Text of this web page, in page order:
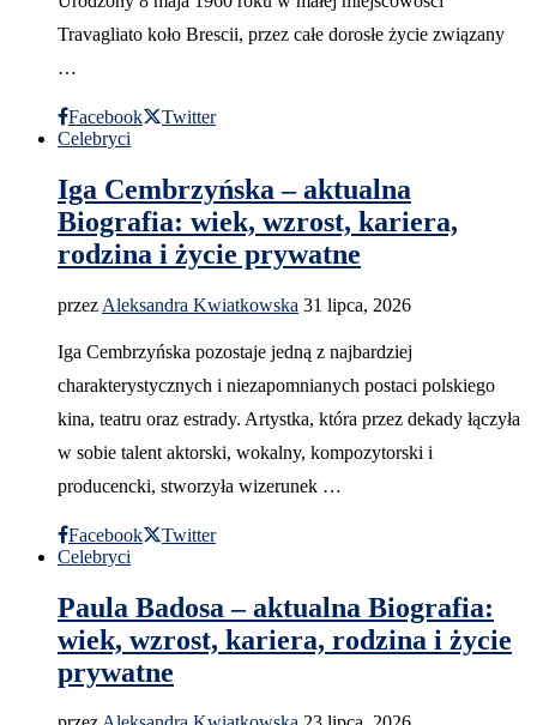
Travagliato koło Brescii, przez całe dorosłe życie związany
…
Facebook
Twitter
Celebryci
Iga Cembrzyńska – aktualna
Biografia: wiek, wzrost, kariera,
rodzina i życie prywatne
przez Aleksandra Kwiatkowska 31 lipca, 2026
Iga Cembrzyńska pozostaje jedną z najbardziej
charakterystycznych i niezapomnianych postaci polskiego
kina, teatru oraz estrady. Artystka, która przez dekady łączyła
w sobie talent aktorski, wokalny, kompozytorski i
producencki, stworzyła wizerunek …
Facebook
Twitter
Celebryci
Paula Badosa – aktualna Biografia:
wiek, wzrost, kariera, rodzina i życie
prywatne